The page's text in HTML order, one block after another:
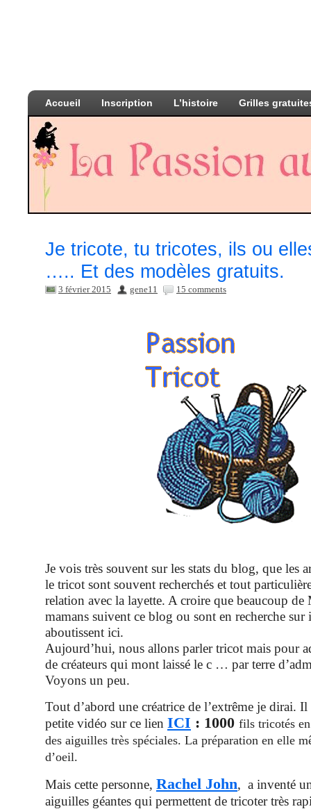
Accueil Inscription L’histoire Grilles
Je tricote, tu tricotes, ils ou
….. Et des modèles gratuits.
3 février 2015 gene11 15 comments
Je vois très souvent sur les stats du blog, que les
le tricot sont souvent recherchés et tout
relation avec la layette. A croire que beaucoup de
mamans suivent ce blog ou sont en recherche sur
aboutissent ici.
Aujourd’hui, nous allons parler tricot mais pour
de créateurs qui mont laissé le c … par terre
Voyons un peu.
Tout d’abord une créatrice de l’extrême je dirai.
petite vidéo sur ce lien ICI : 1000 fils tricotés
des aiguilles très spéciales. La préparation en elle
d’oeil.
Mais cette personne, Rachel John, a inventé
aiguilles géantes qui permettent de tricoter très